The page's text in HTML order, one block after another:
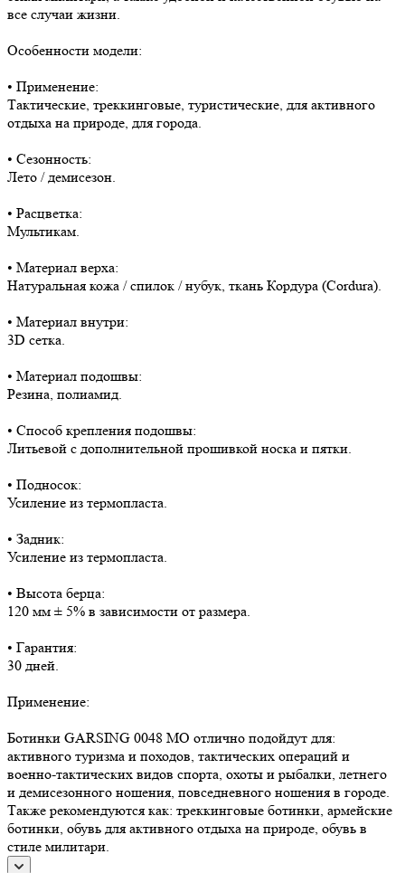
все случаи жизни.
Особенности модели:
• Применение:
Тактические, треккинговые, туристические, для активного
отдыха на природе, для города.
• Сезонность:
Лето / демисезон.
• Расцветка:
Мультикам.
• Материал верха:
Натуральная кожа / спилок / нубук, ткань Кордура (Cordura).
• Материал внутри:
3D сетка.
• Материал подошвы:
Резина, полиамид.
• Способ крепления подошвы:
Литьевой с дополнительной прошивкой носка и пятки.
• Подносок:
Усиление из термопласта.
• Задник:
Усиление из термопласта.
• Высота берца:
120 мм ± 5% в зависимости от размера.
• Гарантия:
30 дней.
Применение:
Ботинки GARSING 0048 МО отлично подойдут для:
активного туризма и походов, тактических операций и
военно-тактических видов спорта, охоты и рыбалки, летнего
и демисезонного ношения, повседневного ношения в городе.
Также рекомендуются как: треккинговые ботинки, армейские
ботинки, обувь для активного отдыха на природе, обувь в
стиле милитари.